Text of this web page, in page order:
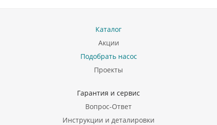
Каталог
Акции
Подобрать насос
Проекты
Гарантия и сервис
Вопрос-Ответ
Инструкции и деталировки